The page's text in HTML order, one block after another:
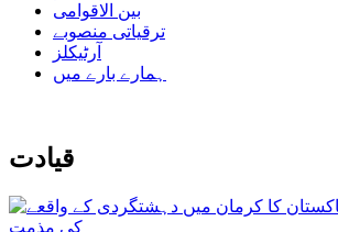
بین الاقوامی
ترقیاتی منصوبے
آرٹیکلز
ہمارے بارے میں
قیادت